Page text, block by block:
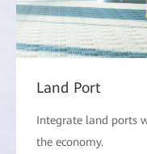
Land Port
Integrate land ports
the economy.